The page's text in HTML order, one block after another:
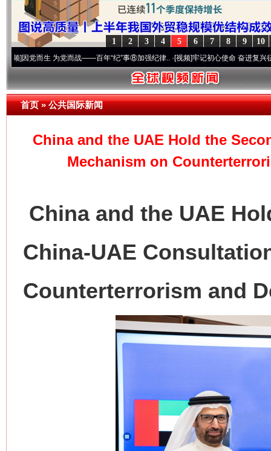
10
9
8
7
6
5
4
3
2
1
而生 为党而战——百年“纪”事⑧加强纪律..·[视频]牢记初心使命 奋进复兴征程丨“转
首页»公共国际新闻
China and the UAE Hold the
Mechanism on
China and the UAE
China-UAE
Counterterrorism and